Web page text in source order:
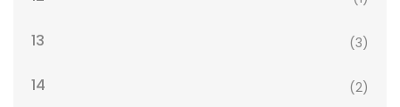
13 (3)
14 (2)